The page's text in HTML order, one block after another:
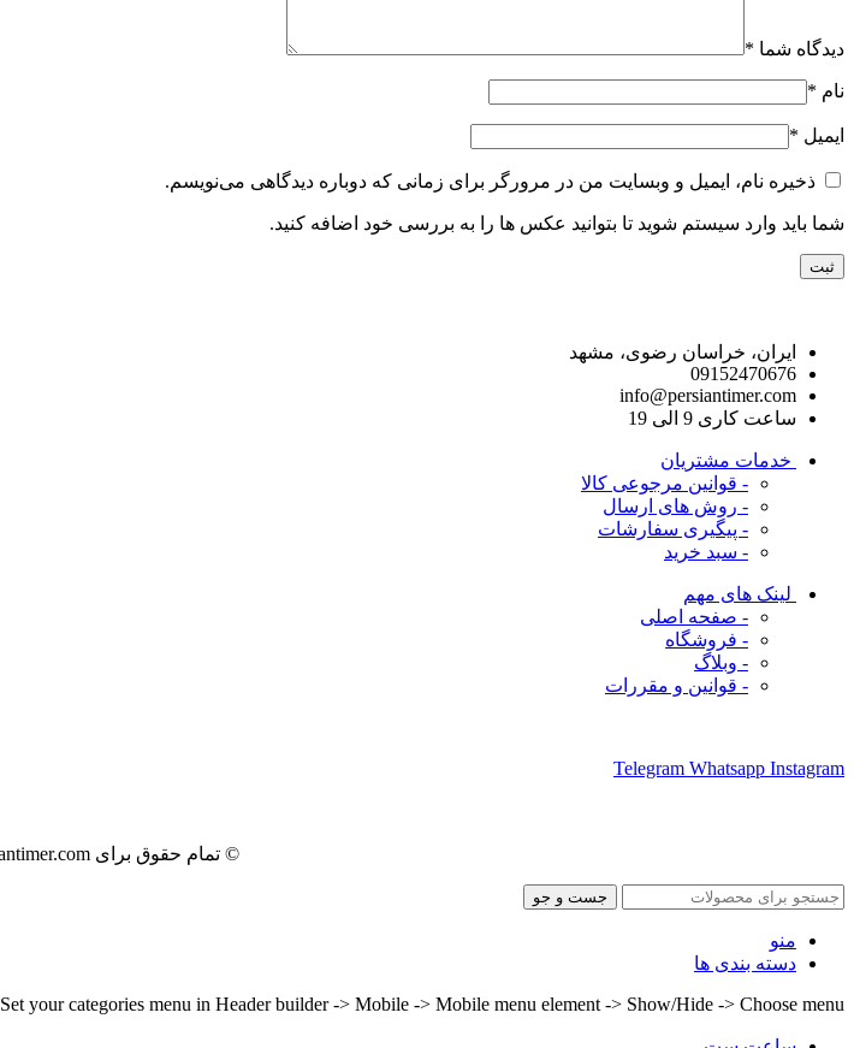
دیدگاه شما *
نام *
ایمیل *
ذخیره نام، ایمیل و وبسایت من در مرورگر برای زمانی که دوباره دیدگاهی می‌نویسم.
شما باید وارد سیستم شوید تا بتوانید عکس ها را به بررسی خود اضافه کنید.
ایران، خراسان رضوی، مشهد
09152470676
info@persiantimer.com
ساعت کاری 9 الی 19
خدمات مشتریان
- قوانین مرجوعی کالا
- روش های ارسال
- پیگیری سفارشات
- سبد خرید
لینک های مهم
- صفحه اصلی
- فروشگاه
- وبلاگ
- قوانین و مقررات
Telegram Whatsapp Instagram
© تمام حقوق برای persiantimer.com محفوظ است
جست و جو
منو
دسته بندی ها
Set your categories menu in Header builder -> Mobile -> Mobile menu element -> Show/Hide -> Choose menu